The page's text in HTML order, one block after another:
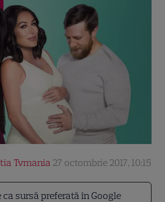
sursă preferată în Google
Tvmania 27 octombrie 2017, 10:15